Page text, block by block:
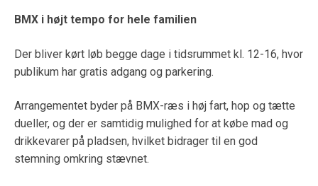
BMX i højt tempo for hele familien
Der bliver kørt løb begge dage i tidsrummet kl. 12-16, hvor
publikum har gratis adgang og parkering.
Arrangementet byder på BMX-ræs i høj fart, hop og tætte
dueller, og der er samtidig mulighed for at købe mad og
drikkevarer på pladsen, hvilket bidrager til en god
stemning omkring stævnet.